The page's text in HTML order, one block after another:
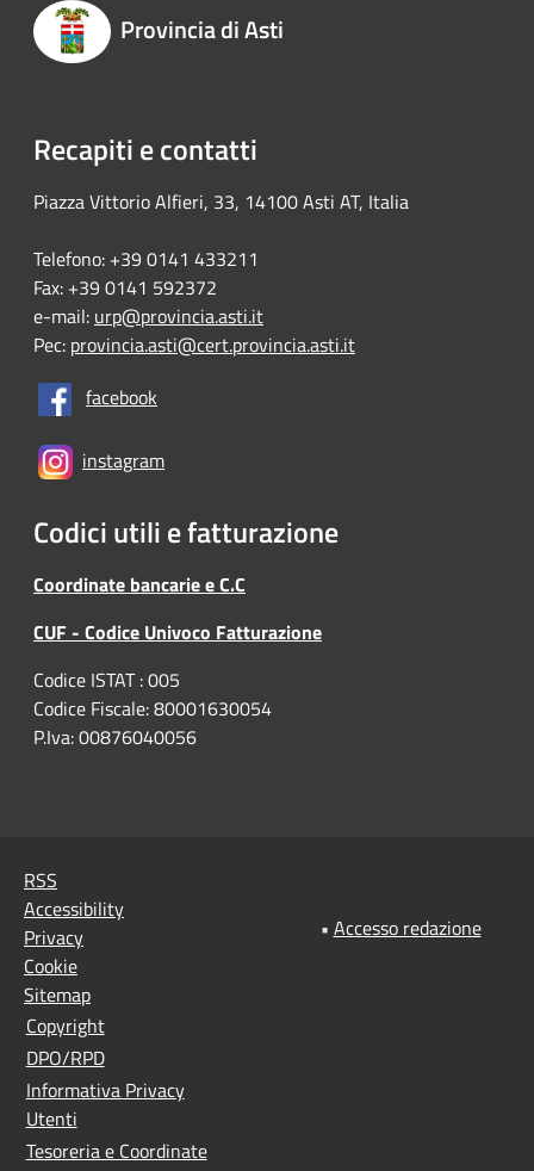
Provincia di Asti
Recapiti e contatti
Piazza Vittorio Alfieri, 33, 14100 Asti AT, Italia
Telefono: +39 0141 433211
Fax: +39 0141 592372
e-mail: urp@provincia.asti.it
Pec: provincia.asti@cert.provincia.asti.it
facebook
instagram
Codici utili e fatturazione
Coordinate bancarie e C.C
CUF - Codice Univoco Fatturazione
Codice ISTAT : 005
Codice Fiscale: 80001630054
P.Iva: 00876040056
RSS
Accessibility
Privacy
Cookie
Sitemap
Copyright
DPO/RPD
Informativa Privacy
Utenti
Tesoreria e Coordinate
• Accesso redazione